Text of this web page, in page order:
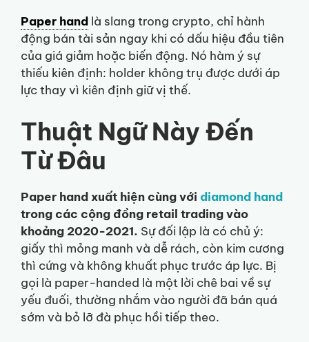
Paper hand là slang trong crypto, chỉ hành
động bán tài sản ngay khi có dấu hiệu đầu tiên
của giá giảm hoặc biến động. Nó hàm ý sự
thiếu kiên định: holder không trụ được dưới áp
lực thay vì kiên định giữ vị thế.
Thuật Ngữ Này Đến
Từ Đâu
Paper hand xuất hiện cùng với diamond hand
trong các cộng đồng retail trading vào
khoảng 2020-2021. Sự đối lập là có chủ ý:
giấy thì mỏng manh và dễ rách, còn kim cương
thì cứng và không khuất phục trước áp lực. Bị
gọi là paper-handed là một lời chê bai về sự
yếu đuối, thường nhắm vào người đã bán quá
sớm và bỏ lỡ đà phục hồi tiếp theo.